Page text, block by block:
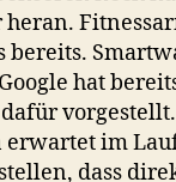
bereits.
hat
im
dass